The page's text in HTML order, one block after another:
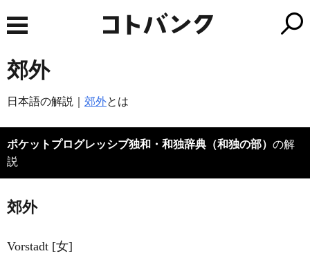
郊外
日本語の解説｜ 郊外とは
ポケットプログレッシブ独和・和独辞典（和独の部） の解
説
郊外
Vorstadt [女]